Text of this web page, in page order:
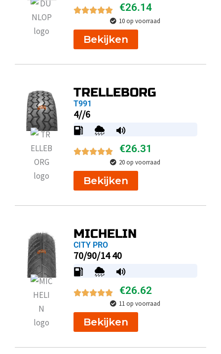
€26.14
10 op voorraad
Bekijken
TRELLEBORG
T991
4//6
€26.31
20 op voorraad
Bekijken
MICHELIN
CITY PRO
70/90/14 40
€26.62
11 op voorraad
Bekijken